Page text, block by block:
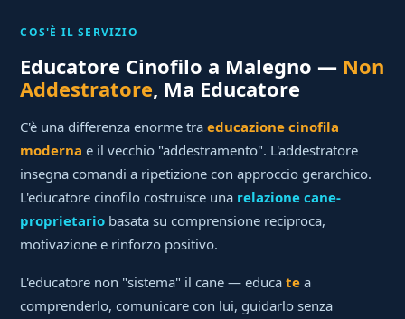
COS'È IL SERVIZIO
Educatore Cinofilo a Malegno — Non
Addestratore, Ma Educatore
C'è una differenza enorme traeducazione cinofila
moderna e il vecchio "addestramento". L'addestratore
insegna comandi a ripetizione con approccio gerarchico.
L'educatore cinofilo costruisce una relazione cane-
proprietario basata su comprensione reciproca,
motivazione e rinforzo positivo.
L'educatore non "sistema" il cane — educate a
comprenderlo, comunicare con lui, guidarlo senza